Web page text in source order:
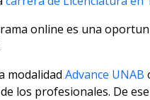
online es una
modalidad Advance UNAB
los profesionales. De